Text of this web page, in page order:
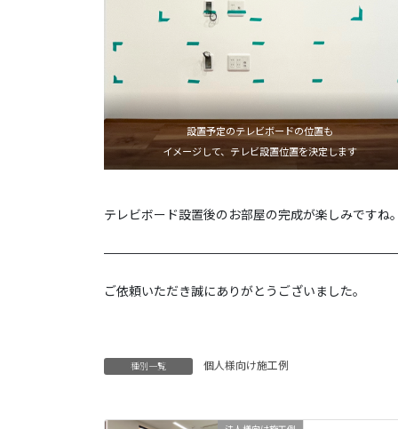
設置予定のテレビボードの位置も
イメージして、テレビ設置位置を決定します
テレビボード設置後のお部屋の完成が楽しみですね
ご依頼いただき誠にありがとうございました。
種別一覧 個人様向け施工例